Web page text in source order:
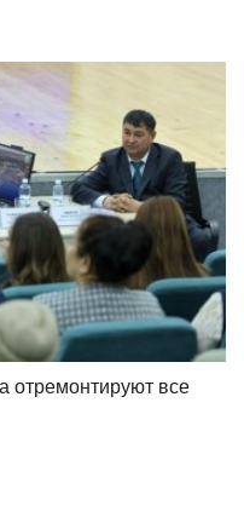
отремонтируют все